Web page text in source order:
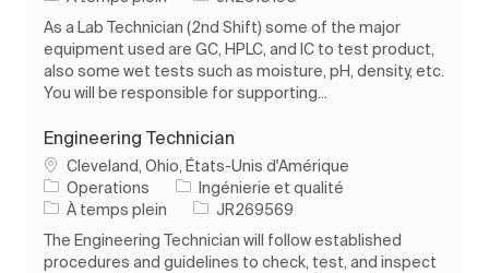
As a Lab Technician (2nd Shift) some of the major
equipment used are GC, HPLC, and IC to test product,
also some wet tests such as moisture, pH, density, etc.
You will be responsible for supporting...
Engineering Technician
Emplacement
Cleveland, Ohio, États-Unis d'Amérique
Operations
Catégorie
Ingénierie et qualité
Type d’emploi
À temps plein ID de l’emploi
JR269569
The Engineering Technician will follow established
procedures and guidelines to check, test, and inspect